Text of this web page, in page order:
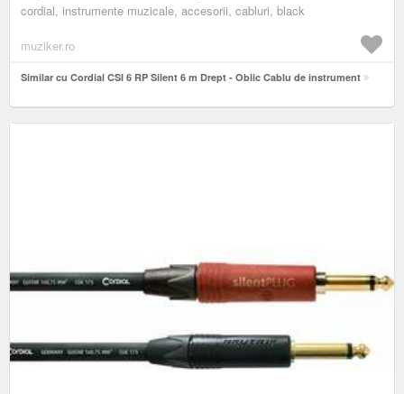
cordial, instrumente muzicale, accesorii, cabluri, black
muziker.ro
Similar cu Cordial CSI 6 RP Silent 6 m Drept - Oblic Cablu de instrument